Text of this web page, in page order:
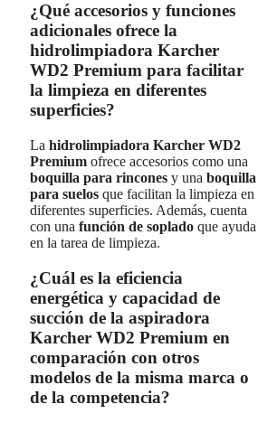
¿Qué accesorios y funciones
adicionales ofrece la
hidrolimpiadora Karcher
WD2 Premium para facilitar
la limpieza en diferentes
superficies?
La hidrolimpiadora Karcher WD2
Premium ofrece accesorios como una
boquilla para rincones y una boquilla
para suelos que facilitan la limpieza en
diferentes superficies. Además, cuenta
con una función de soplado que ayuda
en la tarea de limpieza.
¿Cuál es la eficiencia
energética y capacidad de
succión de la aspiradora
Karcher WD2 Premium en
comparación con otros
modelos de la misma marca o
de la competencia?